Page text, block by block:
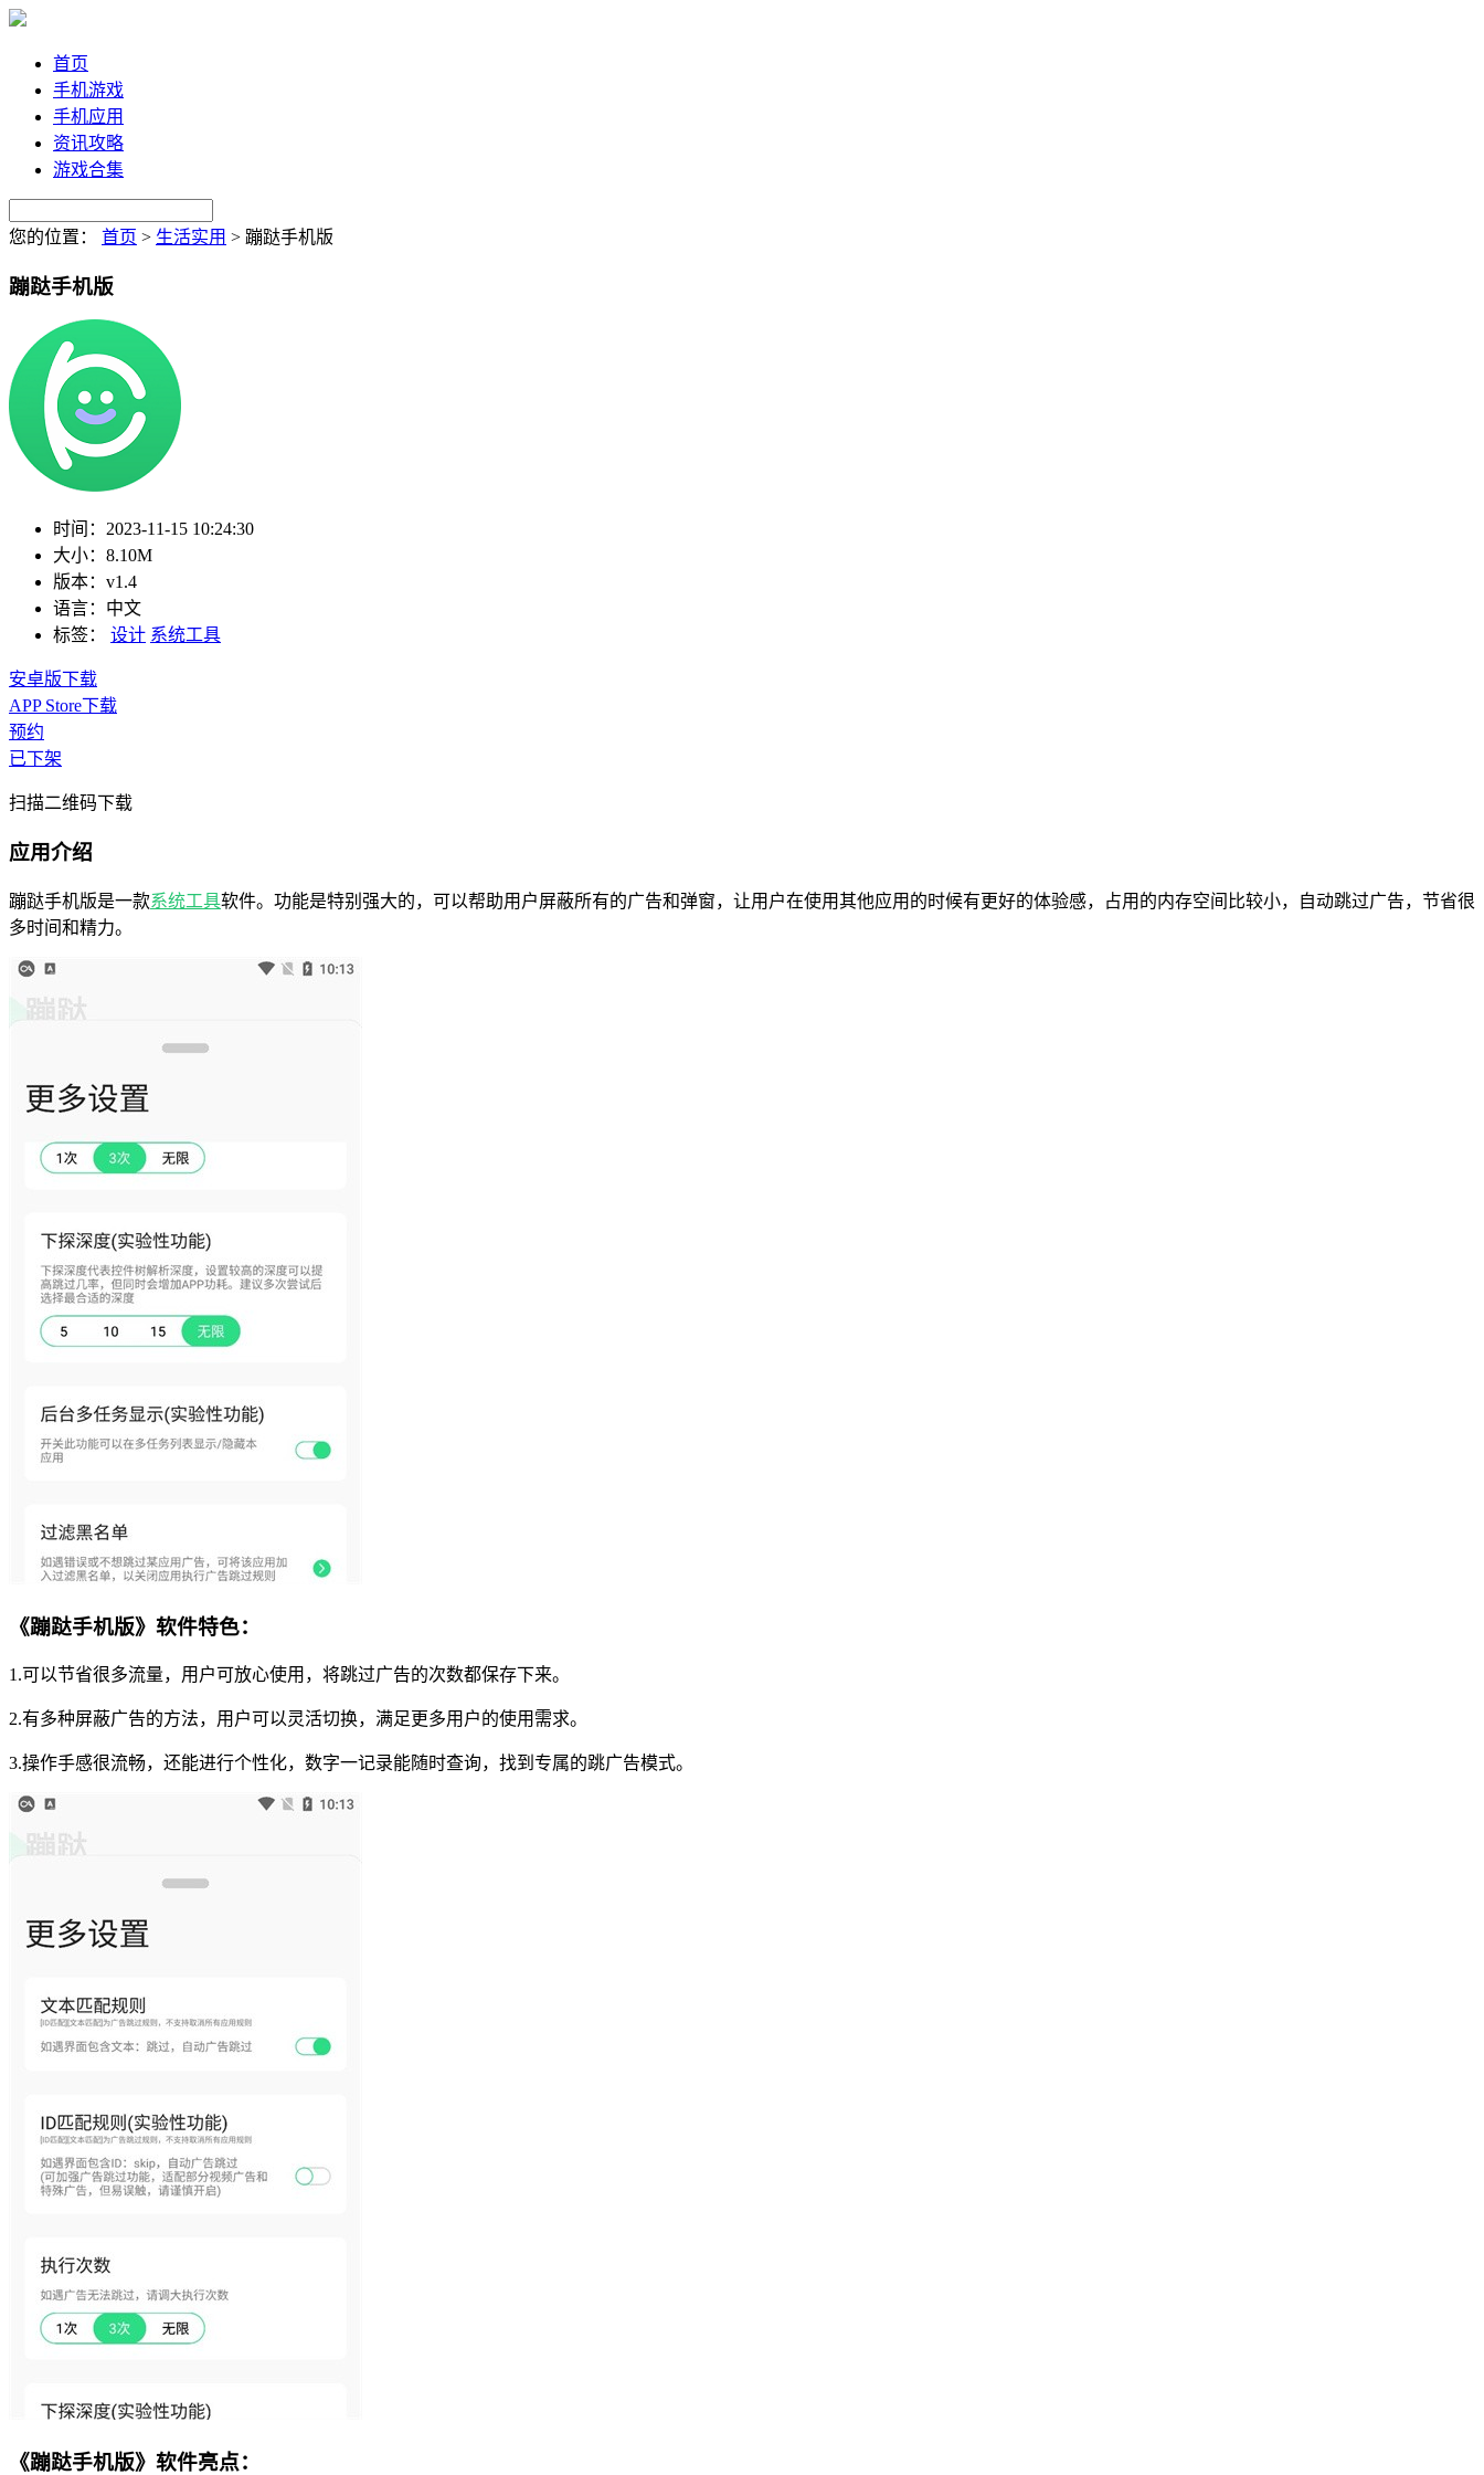
首页
手机游戏
手机应用
资讯攻略
游戏合集
您的位置： 首页 > 生活实用 > 蹦跶手机版
蹦跶手机版
时间： 2023-11-15 10:24:30
大小： 8.10M
版本： v1.4
语言： 中文
标签：
设计 系统工具
安卓版下载
APP Store下载
预约
已下架
扫描二维码下载
应用介绍
蹦跶手机版是一款系统工具软件。功能是特别强大的，可以帮助用户屏蔽所有的广告和弹窗，让用户在使用其他应用的时候有更好的体验感，占用的内存空间比较小，自动跳过广告，节省很
多时间和精力。
《蹦跶手机版》软件特色：
1.可以节省很多流量，用户可放心使用，将跳过广告的次数都保存下来。
2.有多种屏蔽广告的方法，用户可以灵活切换，满足更多用户的使用需求。
3.操作手感很流畅，还能进行个性化，数字一记录能随时查询，找到专属的跳广告模式。
《蹦跶手机版》软件亮点：